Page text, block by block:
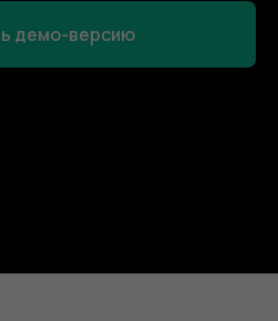
демо-версию